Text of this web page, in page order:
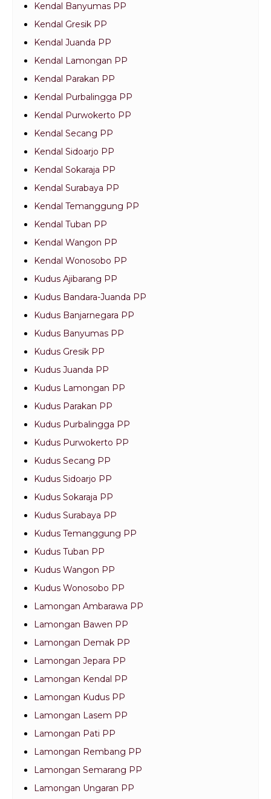
Kendal Banyumas PP
Kendal Gresik PP
Kendal Juanda PP
Kendal Lamongan PP
Kendal Parakan PP
Kendal Purbalingga PP
Kendal Purwokerto PP
Kendal Secang PP
Kendal Sidoarjo PP
Kendal Sokaraja PP
Kendal Surabaya PP
Kendal Temanggung PP
Kendal Tuban PP
Kendal Wangon PP
Kendal Wonosobo PP
Kudus Ajibarang PP
Kudus Bandara-Juanda PP
Kudus Banjarnegara PP
Kudus Banyumas PP
Kudus Gresik PP
Kudus Juanda PP
Kudus Lamongan PP
Kudus Parakan PP
Kudus Purbalingga PP
Kudus Purwokerto PP
Kudus Secang PP
Kudus Sidoarjo PP
Kudus Sokaraja PP
Kudus Surabaya PP
Kudus Temanggung PP
Kudus Tuban PP
Kudus Wangon PP
Kudus Wonosobo PP
Lamongan Ambarawa PP
Lamongan Bawen PP
Lamongan Demak PP
Lamongan Jepara PP
Lamongan Kendal PP
Lamongan Kudus PP
Lamongan Lasem PP
Lamongan Pati PP
Lamongan Rembang PP
Lamongan Semarang PP
Lamongan Ungaran PP